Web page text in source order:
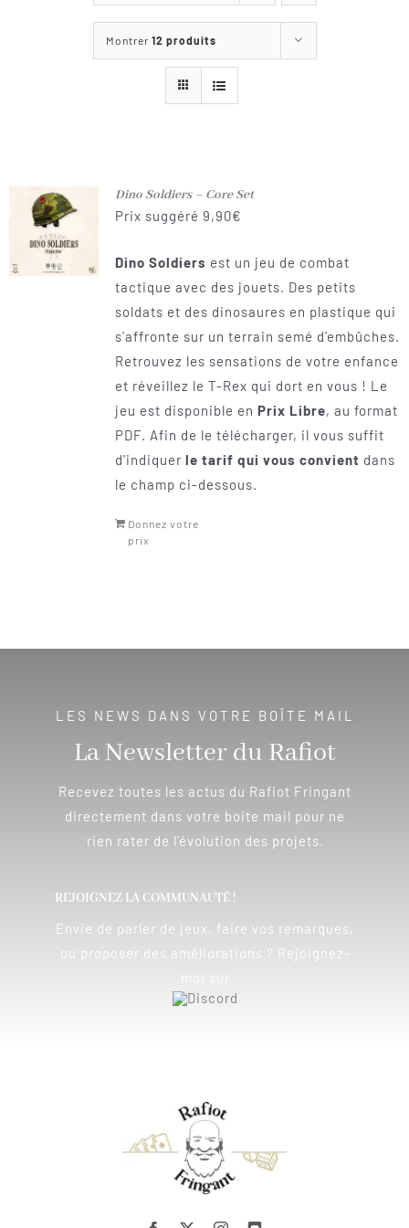
Contact
Montrer 12 produits
Dino Soldiers – Core Set
Prix suggéré 9,90€
Dino Soldiers est un jeu de combat
tactique avec des jouets. Des petits
soldats et des dinosaures en plastique qui
s'affronte sur un terrain semé d'embûches.
Retrouvez les sensations de votre enfance
et réveillez le T-Rex qui dort en vous ! Le
jeu est disponible en Prix Libre, au format
PDF. Afin de le télécharger, il vous suffit
d'indiquer le tarif qui vous convient dans
le champ ci-dessous.
Donnez votre
prix
LES NEWS DANS VOTRE BOÎTE MAIL
La Newsletter du Rafiot
Recevez toutes les actus du Rafiot Fringant
directement dans votre boite mail pour ne
rien rater de l’évolution des projets.
REJOIGNEZ LA COMMUNAUTÉ !
Envie de parler de jeux, faire vos remarques,
ou proposer des améliorations ? Rejoignez-